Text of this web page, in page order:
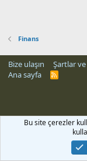
Finans
Bize ulaşın Şartlar
Ana sayfa
R
Bu site çerezler